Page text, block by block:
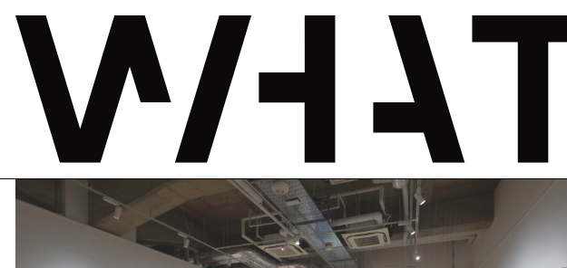
TAKEUCHI COLLECTION「心のレンズ」展
2023年9月30日—2024年2月25日